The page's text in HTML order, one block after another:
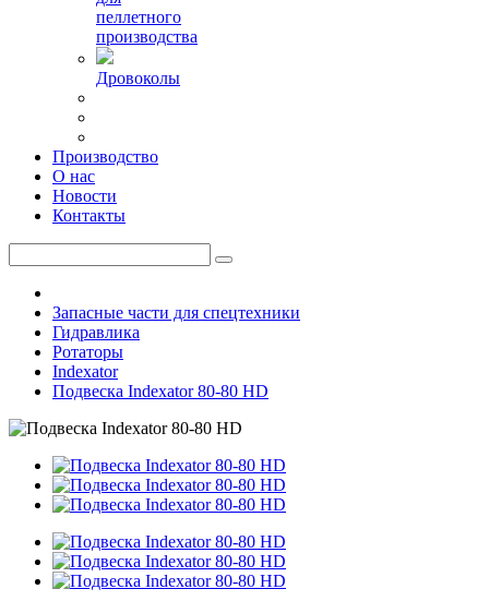
пеллетного
производства
Дровоколы
Производство
О нас
Новости
Контакты
Запасные части для спецтехники
Гидравлика
Ротаторы
Indexator
Подвеска Indexator 80-80 HD